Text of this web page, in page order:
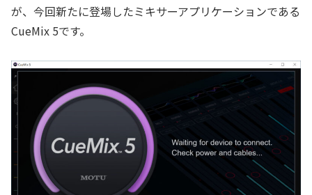
が、今回新たに登場したミキサーアプリケーションである
CueMix 5です。